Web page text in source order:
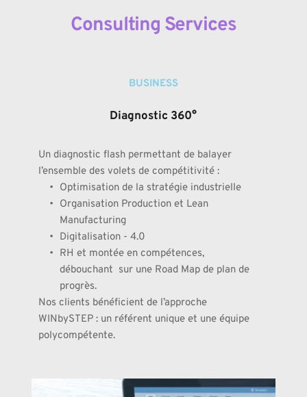
Consulting Services
BUSINESS
Diagnostic 360°
Un diagnostic flash permettant de balayer
l’ensemble des volets de compétitivité :
Optimisation de la stratégie industrielle
Organisation Production et Lean
Manufacturing
Digitalisation - 4.0
RH et montée en compétences,
débouchant  sur une Road Map de plan de
progrès.
Nos clients bénéficient de l’approche
WINbySTEP : un référent unique et une équipe
polycompétente.